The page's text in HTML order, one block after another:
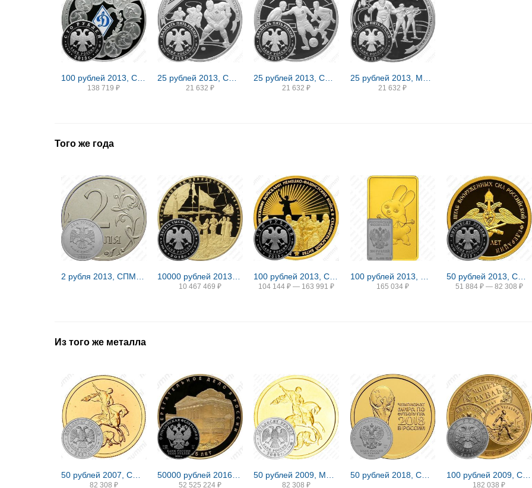
138 719 ₽ 21 632 ₽ 21 632 ₽ 21 632 ₽
Того же года
10 467 469 ₽ 104 144 ₽ — 163 991 ₽ 165 034 ₽
50 рублей 2013, СПМД, Генеральный штаб Proof
51 884 ₽ — 82 308 ₽
Из того же металла
82 308 ₽ 52 525 224 ₽ 82 308 ₽
50 рублей 2018, СПМД, ЧМ по футболу 100 рублей 2009, СПМД, денежное обращение
182 038 ₽